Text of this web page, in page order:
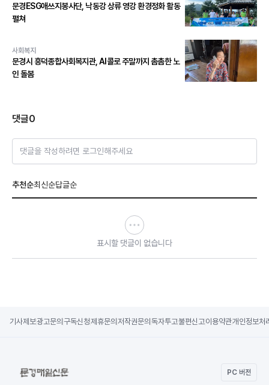
문경ESG애쓰지봉사단, 낙동강 상류 영강 환경정화 활동
펼쳐
사회복지
문경시 흥덕종합사회복지관, AI콜로 주말까지 촘촘한 노
인 돌봄
댓글0
댓글을 작성하려면 로그인해주세요
추천순최신순답글순
표시할 댓글이 없습니다
기사제보광고문의 구독신청제휴문의 저작권문의 독자투고불편신고이용약관개인정보처
PC 버전